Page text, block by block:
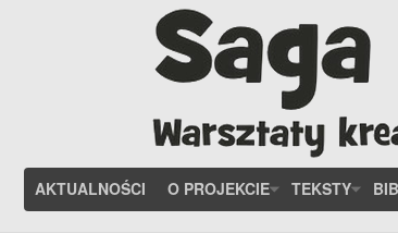
AKTUALNOŚCI O PROJEKCIE TEKSTY